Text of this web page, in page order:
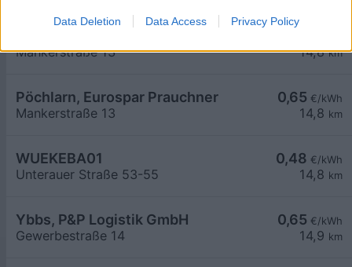
Data Deletion Data Access Privacy Policy
14,8 km
Mankerstraße 13
0,65 €/kWh
14,8 km
Pöchlarn, Eurospar Prauchner
Mankerstraße 13
0,48 €/kWh
14,8 km
WUEKEBA01
Unterauer Straße 53-55
0,65 €/kWh
14,9 km
Ybbs, P&P Logistik GmbH
Gewerbestraße 14